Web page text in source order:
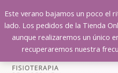
Este verano bajamos un poco el
lado. Los pedidos de la Tienda
aunque realizaremos un único
recuperaremos nuestra
contenido